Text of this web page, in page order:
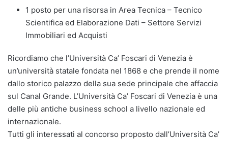
1 posto per una risorsa in Area Tecnica – Tecnico
Scientifica ed Elaborazione Dati – Settore Servizi
Immobiliari ed Acquisti
Ricordiamo che l’Università Ca’ Foscari di Venezia è
un’università statale fondata nel 1868 e che prende il nome
dallo storico palazzo della sua sede principale che affaccia
sul Canal Grande. L’Università Ca’ Foscari di Venezia è una
delle più antiche business school a livello nazionale ed
internazionale.
Tutti gli interessati al concorso proposto dall’Università Ca’